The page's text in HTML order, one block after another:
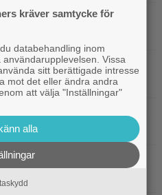
regissören om
ingen”
redan klara… och det
medger: Gör dåliga
nog
– här är Netflix nya
kräver samtycke för
databehandling inom
Vissa
sitt berättigade intresse
mot det eller ändra andra
att välja "Inställningar"
alla